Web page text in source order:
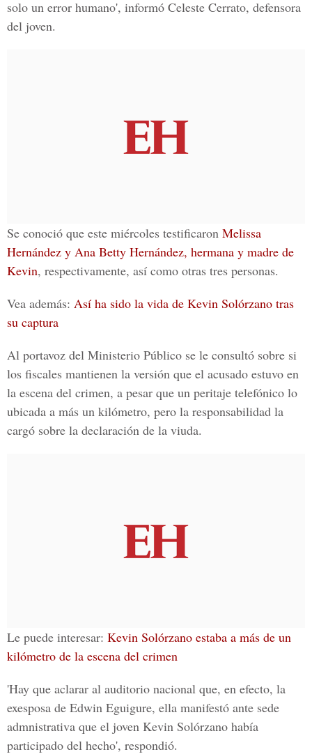
solo un error humano', informó Celeste Cerrato, defensora
del joven.
Se conoció que este miércoles testificaron Melissa
Hernández y Ana Betty Hernández, hermana y madre de
Kevin, respectivamente, así como otras tres personas.
Vea además: Así ha sido la vida de Kevin Solórzano tras
su captura
Al portavoz del Ministerio Público se le consultó sobre si
los fiscales mantienen la versión que el acusado estuvo en
la escena del crimen, a pesar que un peritaje telefónico lo
ubicada a más un kilómetro, pero la responsabilidad la
cargó sobre la declaración de la viuda.
Le puede interesar: Kevin Solórzano estaba a más de un
kilómetro de la escena del crimen
'Hay que aclarar al auditorio nacional que, en efecto, la
exesposa de Edwin Eguigure, ella manifestó ante sede
admnistrativa que el joven Kevin Solórzano había
participado del hecho', respondió.